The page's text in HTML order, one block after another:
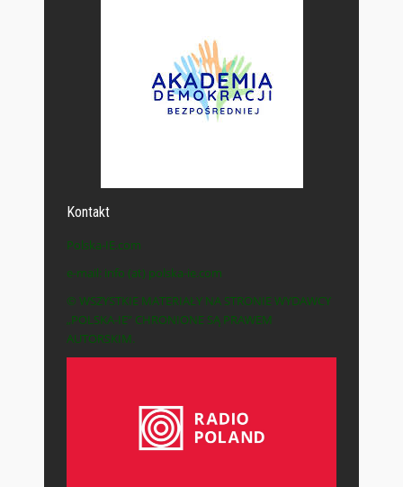
Kontakt
Polska-IE.com
e-mail: info (at) polska-ie.com
© WSZYSTKIE MATERIAŁY NA STRONIE WYDAWCY
„POLSKA-IE” CHRONIONE SĄ PRAWEM
AUTORSKIM.